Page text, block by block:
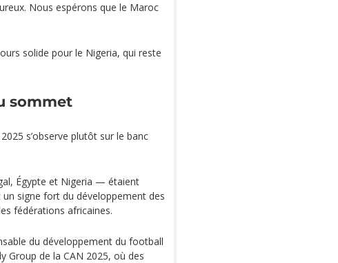
Nous espérons que le Maroc
solide pour le Nigeria, qui reste
sommet
s’observe plutôt sur le banc
Égypte et Nigeria — étaient
un signe fort du développement des
fédérations africaines.
du développement du football
Group de la CAN 2025, où des